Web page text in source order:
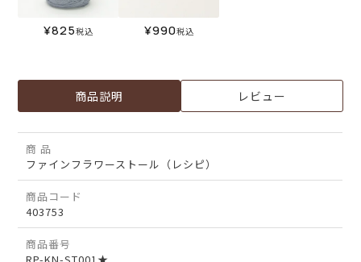
¥825税込 ¥990税込
商品説明 レビュー
商 品
ファインフラワーストール（レシピ）
商品コード
403753
商品番号